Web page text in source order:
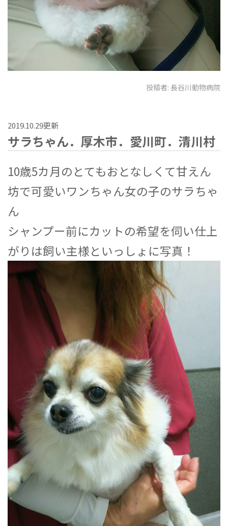
投稿者: 長谷川動物病院
2019.10.29更新
サラちゃん．厚木市．愛川町．清川村
10歳5カ月のとてもおとなしくて甘えん
坊で可愛いワンちゃん女の子のサラちゃ
ん
シャンプー前にカットの希望を伺い仕上
がりは飼い主様といっしょに写真！